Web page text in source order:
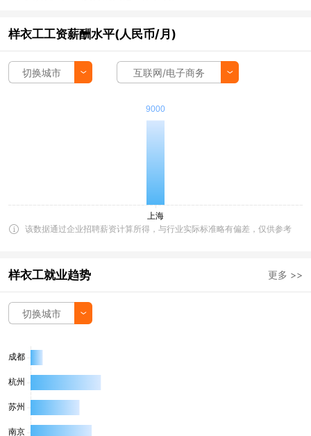
样衣工工资薪酬水平(人民币/月)
切换城市 互联网/电子商务
该数据通过企业招聘薪资计算所得，与行业实际标准略有偏差，仅供参考
样衣工就业趋势 更多 >>
切换城市